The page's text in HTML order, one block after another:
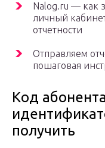
Nalog.ru — как
личный
отчетности
Отправляем
пошаговая
Код
получить